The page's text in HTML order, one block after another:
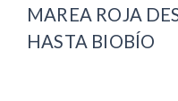
MAREA ROJA
HASTA BIOBÍO